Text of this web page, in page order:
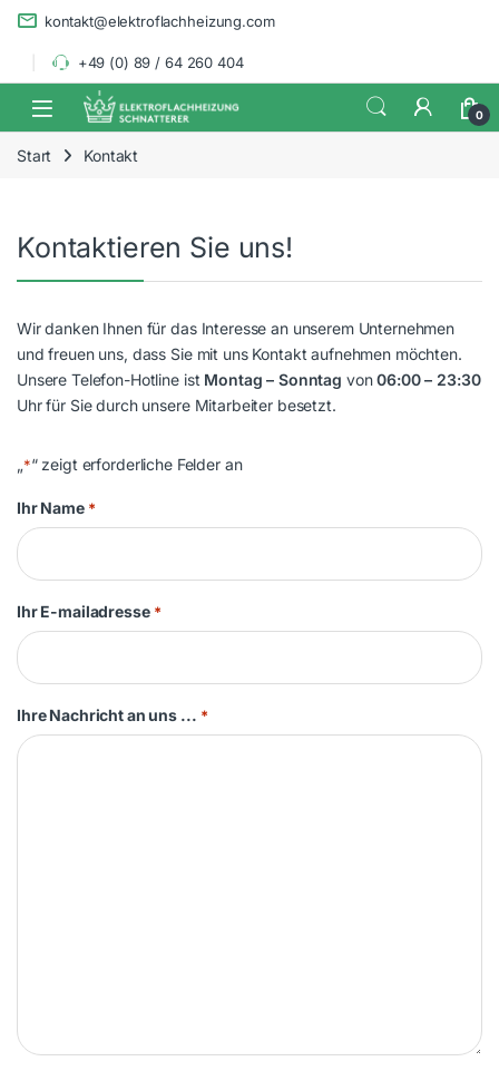
Skip to navigation
Skip to content
kontakt@elektroflachheizung.com
+49 (0) 89 / 64 260 404
0
Start Kontakt
Kontaktieren Sie uns!
Wir danken Ihnen für das Interesse an unserem Unternehmen
und freuen uns, dass Sie mit uns Kontakt aufnehmen möchten.
Unsere Telefon-Hotline ist Montag – Sonntag von06:00 – 23:30
Uhr für Sie durch unsere Mitarbeiter besetzt.
„*“ zeigt erforderliche Felder an
Ihr Name *
Ihr E-mailadresse *
Ihre Nachricht an uns ... *